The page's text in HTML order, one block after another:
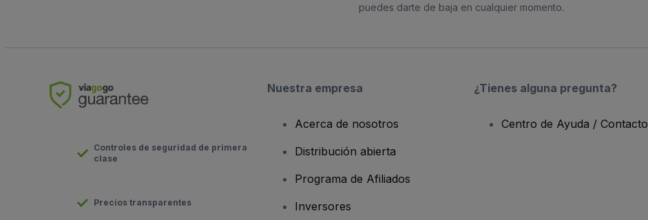
puedes darte de baja en cualquier momento.
Controles de seguridad de primera
clase
Precios transparentes
Nuestra empresa
Acerca de nosotros
Distribución abierta
Programa de Afiliados
Inversores
¿Tienes alguna pregunta?
Centro de Ayuda / Contacto